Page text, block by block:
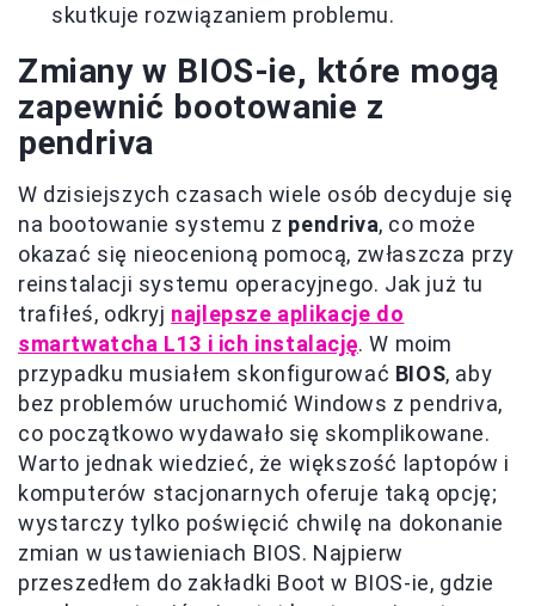
skutkuje rozwiązaniem problemu.
Zmiany w BIOS-ie, które mogą
zapewnić bootowanie z
pendriva
W dzisiejszych czasach wiele osób decyduje się
na bootowanie systemu z pendriva, co może
okazać się nieocenioną pomocą, zwłaszcza przy
reinstalacji systemu operacyjnego. Jak już tu
trafiłeś, odkryj najlepsze aplikacje do
smartwatcha L13 i ich instalację. W moim
przypadku musiałem skonfigurować BIOS, aby
bez problemów uruchomić Windows z pendriva,
co początkowo wydawało się skomplikowane.
Warto jednak wiedzieć, że większość laptopów i
komputerów stacjonarnych oferuje taką opcję;
wystarczy tylko poświęcić chwilę na dokonanie
zmian w ustawieniach BIOS. Najpierw
przeszedłem do zakładki Boot w BIOS-ie, gdzie